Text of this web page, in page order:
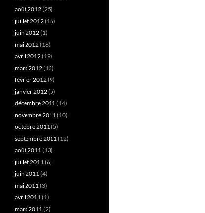
août 2012(25)
juillet 2012(16)
juin 2012(1)
mai 2012(16)
avril 2012(19)
mars 2012(12)
février 2012(9)
janvier 2012(5)
décembre 2011(14)
novembre 2011(10)
octobre 2011(5)
septembre 2011(12)
août 2011(13)
juillet 2011(6)
juin 2011(4)
mai 2011(3)
avril 2011(1)
mars 2011(2)